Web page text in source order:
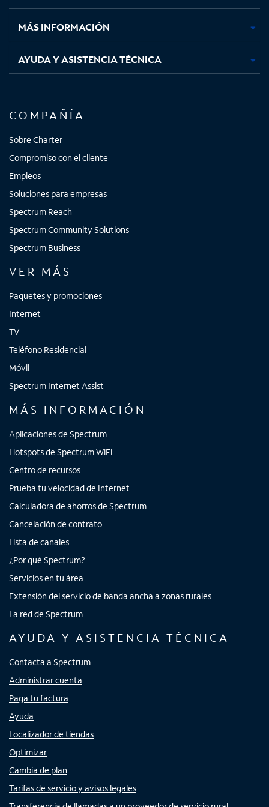
nuevanuevanuevanueva
MÁS INFORMACIÓN
AYUDA Y ASISTENCIA TÉCNICA
COMPAÑÍA
Sobre Charter
Compromiso con el cliente
Empleos
Soluciones para empresas
Spectrum Reach
Spectrum Community Solutions
Spectrum Business
VER MÁS
Paquetes y promociones
Internet
TV
Teléfono Residencial
Móvil
Spectrum Internet Assist
MÁS INFORMACIÓN
Aplicaciones de Spectrum
Hotspots de Spectrum WiFi
Centro de recursos
Prueba tu velocidad de Internet
Calculadora de ahorros de Spectrum
Cancelación de contrato
Lista de canales
¿Por qué Spectrum?
Servicios en tu área
Extensión del servicio de banda ancha a zonas rurales
La red de Spectrum
AYUDA Y ASISTENCIA TÉCNICA
Contacta a Spectrum
Administrar cuenta
Paga tu factura
Ayuda
Localizador de tiendas
Optimizar
Cambia de plan
Tarifas de servicio y avisos legales